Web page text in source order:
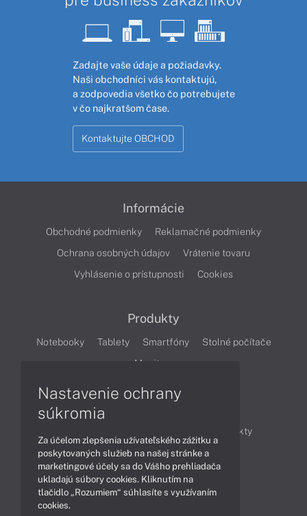
Zadajte vaše údaje a požiadavky.
Naši obchodníci vás kontaktujú,
a zodpovedia všetko čo potrebujete
v čo najkratšom čase.
Kontaktujte OBCHOD
Informácie
Obchodné podmienky
Reklamačné podmienky
Ochrana osobných údajov
Vrátenie tovaru
Vyhlásenie o prístupnosti
Cookies
Produkty
Notebooky Tablety Smartfóny
Stolné počítače
Monitory
Produkty
Technológie
Videá
Obsah
Nastavenie ochrany
súkromia
Za účelom zlepšenia užívateľského zážitku a
poskytovaných služieb na našej stránke a
marketingové účely sa do Vášho prehliadača
ukladajú súbory cookies. Kliknutím na
tlačidlo „Rozumiem“ súhlasíte s využívaním
cookies.